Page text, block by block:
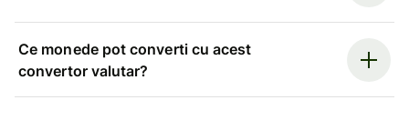
Ce monede pot converti cu acest
convertor valutar?